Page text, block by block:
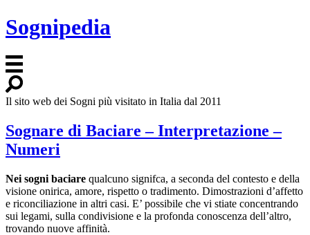
Sognipedia
Il sito web dei Sogni più visitato in Italia dal 2011
Sognare di Baciare – Interpretazione –
Numeri
Nei sogni baciare qualcuno signifca, a seconda del contesto e della
visione onirica, amore, rispetto o tradimento. Dimostrazioni d’affetto
e riconciliazione in altri casi. E’ possibile che vi stiate concentrando
sui legami, sulla condivisione e la profonda conoscenza dell’altro,
trovando nuove affinità.